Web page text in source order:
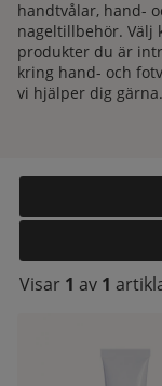
handtvålar, hand-
nageltillbehör. Välj
produkter du är
kring hand- och
vi hjälper dig
Visar 1 av 1